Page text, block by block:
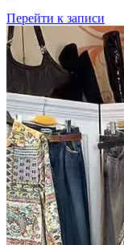
Перейти к записи